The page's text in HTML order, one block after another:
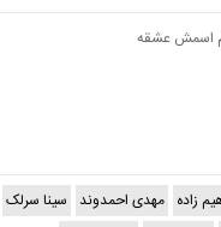
اسمش عشقه
زاده مهدی احمدوند سینا سرلک